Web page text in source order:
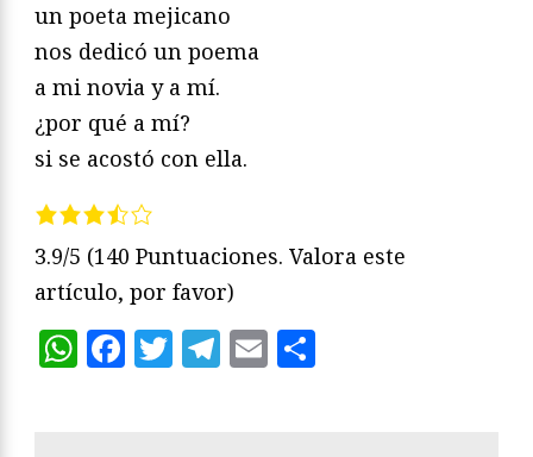
un poeta mejicano
nos dedicó un poema
a mi novia y a mí.
¿por qué a mí?
si se acostó con ella.
3.9/5 (140 Puntuaciones. Valora este
artículo, por favor)
WhatsApp
Facebook
Twitter
Telegram
Email